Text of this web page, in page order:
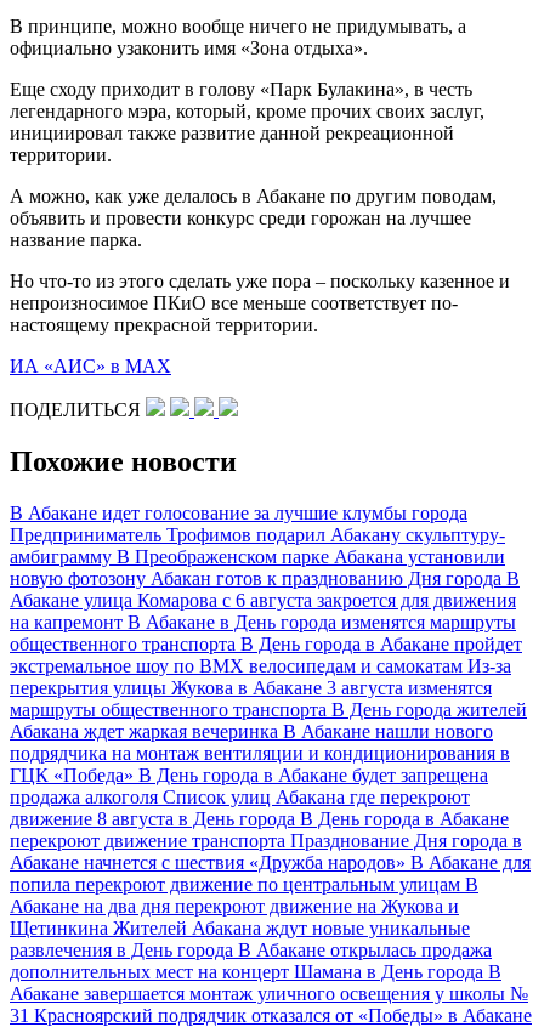
В принципе, можно вообще ничего не придумывать, а
официально узаконить имя «Зона отдыха».
Еще сходу приходит в голову «Парк Булакина», в честь
легендарного мэра, который, кроме прочих своих заслуг,
инициировал также развитие данной рекреационной
территории.
А можно, как уже делалось в Абакане по другим поводам,
объявить и провести конкурс среди горожан на лучшее
название парка.
Но что-то из этого сделать уже пора – поскольку казенное и
непроизносимое ПКиО все меньше соответствует по-
настоящему прекрасной территории.
ИА «АИС» в МАХ
ПОДЕЛИТЬСЯ
Похожие новости
В Абакане идет голосование за лучшие клумбы города
Предприниматель Трофимов подарил Абакану скульптуру-
амбиграмму В Преображенском парке Абакана установили
новую фотозону Абакан готов к празднованию Дня города В
Абакане улица Комарова с 6 августа закроется для движения
на капремонт В Абакане в День города изменятся маршруты
общественного транспорта В День города в Абакане пройдет
экстремальное шоу по ВМХ велосипедам и самокатам Из-за
перекрытия улицы Жукова в Абакане 3 августа изменятся
маршруты общественного транспорта В День города жителей
Абакана ждет жаркая вечеринка В Абакане нашли нового
подрядчика на монтаж вентиляции и кондиционирования в
ГЦК «Победа» В День города в Абакане будет запрещена
продажа алкоголя Список улиц Абакана где перекроют
движение 8 августа в День города В День города в Абакане
перекроют движение транспорта Празднование Дня города в
Абакане начнется с шествия «Дружба народов» В Абакане для
попила перекроют движение по центральным улицам В
Абакане на два дня перекроют движение на Жукова и
Щетинкина Жителей Абакана ждут новые уникальные
развлечения в День города В Абакане открылась продажа
дополнительных мест на концерт Шамана в День города В
Абакане завершается монтаж уличного освещения у школы №
31 Красноярский подрядчик отказался от «Победы» в Абакане